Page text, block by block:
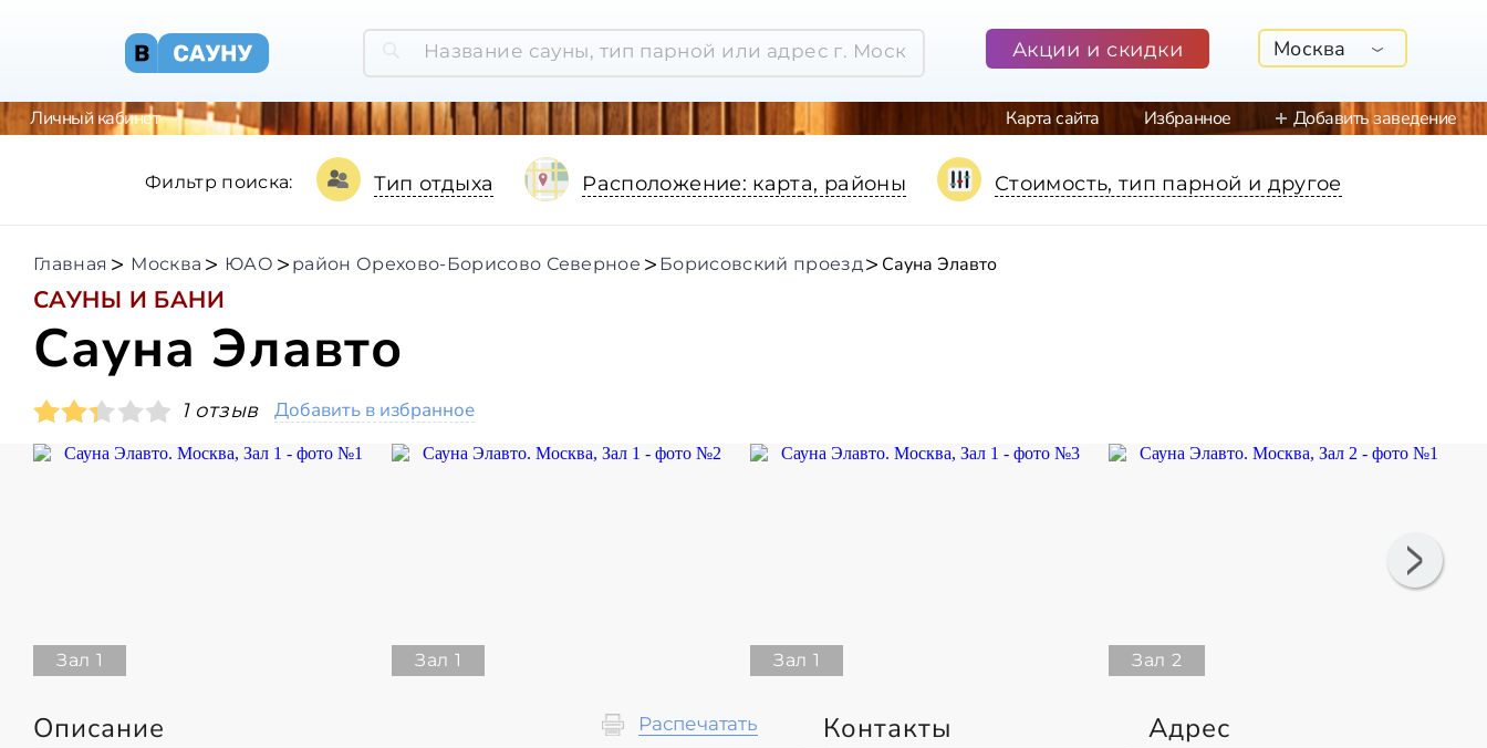
Акции и скидки Москва
Личный кабинет Карта сайта Избранное Добавить заведение
Фильтр поиска: Тип отдыха Расположение: карта, районы Стоимость, тип парной и другое
Главная Москва ЮАО район Орехово-Борисово Северное Борисовский проезд Сауна Элавто
САУНЫ И БАНИ
Сауна Элавто
1 отзыв Добавить в избранное
Зал 1 Зал 1 Зал 1 Зал 2
Описание Распечатать Контакты Адрес